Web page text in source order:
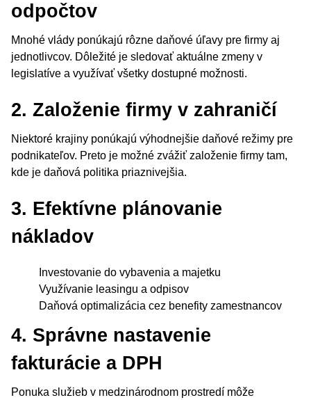
odpočtov
Mnohé vlády ponúkajú rôzne daňové úľavy pre firmy aj
jednotlivcov. Dôležité je sledovať aktuálne zmeny v
legislatíve a využívať všetky dostupné možnosti.
2. Založenie firmy v zahraničí
Niektoré krajiny ponúkajú výhodnejšie daňové režimy pre
podnikateľov. Preto je možné zvážiť založenie firmy tam,
kde je daňová politika priaznivejšia.
3. Efektívne plánovanie
nákladov
Investovanie do vybavenia a majetku
Využívanie leasingu a odpisov
Daňová optimalizácia cez benefity zamestnancov
4. Správne nastavenie
fakturácie a DPH
Ponuka služieb v medzinárodnom prostredí môže